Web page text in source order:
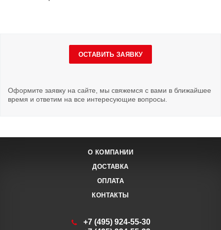
ОСТАВИТЬ ЗАЯВКУ
Оформите заявку на сайте, мы свяжемся с вами в ближайшее
время и ответим на все интересующие вопросы.
О КОМПАНИИ
ДОСТАВКА
ОПЛАТА
КОНТАКТЫ
+7 (495) 924-55-30